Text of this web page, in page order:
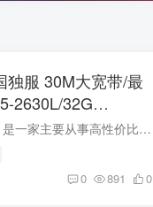
独服 30M大宽带/最
硬件配置
简介 Moack（蘑菇主机）是一家主要从事高性价比便宜韩国独立服务器销售的商家。近期Moack再度推出便宜韩国独立服务器促销，双路E5处理器+32G内存+30M带宽(可50M/100M)月付低至59美元起。均为50M...
0 891 0